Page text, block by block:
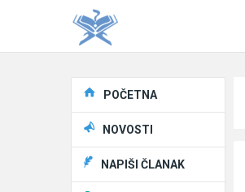
Explore
POČETNA
NOVOSTI
NAPIŠI ČLANAK